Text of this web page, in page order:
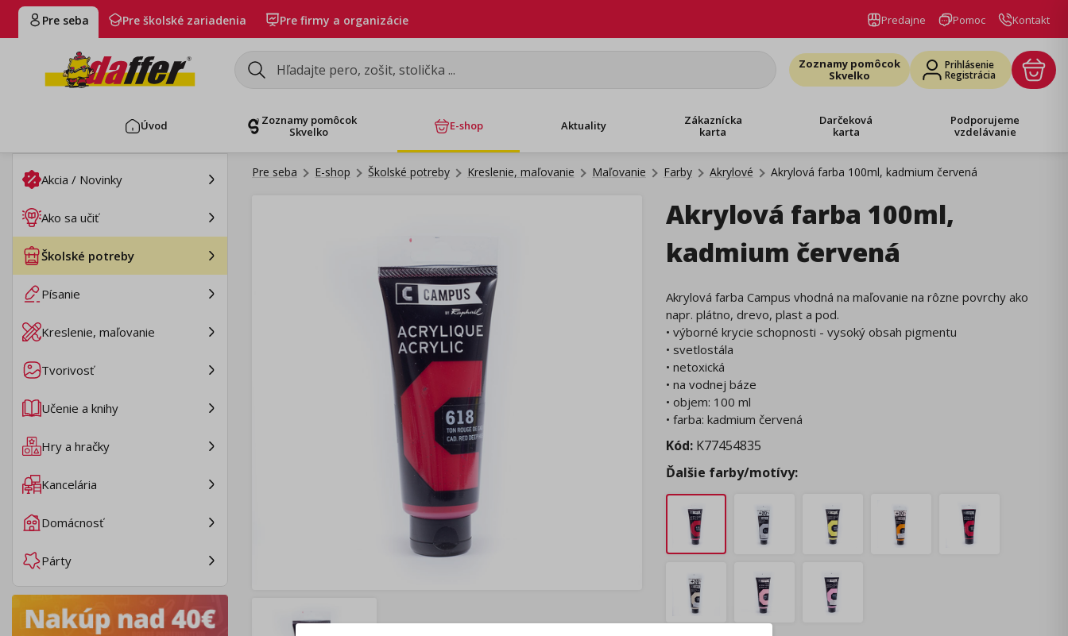
Pre seba Pre školské zariadenia Pre firmy a organizácie Predajne Pomoc Kontakt
Zoznamy pomôcok
Skvelko
Prihlásenie
Registrácia
Úvod
Zoznamy pomôcok
Skvelko
E-shop Aktuality
Zákaznícka
karta
Darčeková
karta
Podporujeme
vzdelávanie
Akcia / Novinky
Ako sa učiť
Školské potreby
Písanie
Kreslenie, maľovanie
Tvorivosť
Učenie a knihy
Hry a hračky
Kancelária
Domácnosť
Párty
Pre seba E-shop Školské potreby Kreslenie, maľovanie Maľovanie Farby Akrylové Akrylová farba 100ml, kadmium červená
Akrylová farba 100ml,
kadmium červená
Akrylová farba Campus vhodná na maľovanie na rôzne povrchy ako
napr. plátno, drevo, plast a pod.
• výborné krycie schopnosti - vysoký obsah pigmentu
• svetlostála
• netoxická
• na vodnej báze
• objem: 100 ml
• farba: kadmium červená
Kód: K77454835
Ďalšie farby/motívy: